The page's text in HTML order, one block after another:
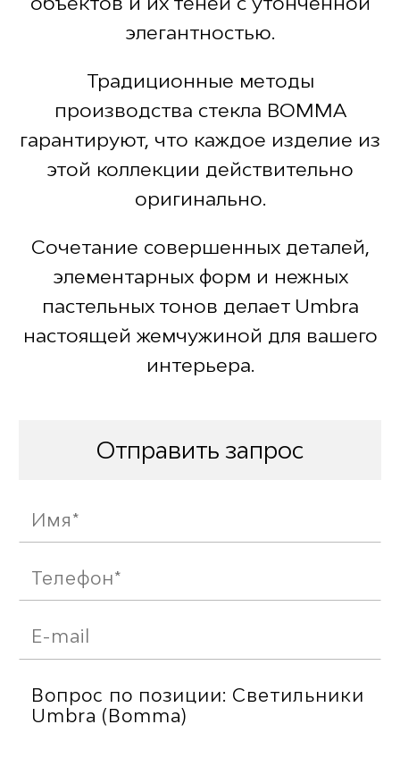
элегантностью.
Традиционные методы
производства стекла BOMMA
гарантируют, что каждое изделие из
этой коллекции действительно
оригинально.
Сочетание совершенных деталей,
элементарных форм и нежных
пастельных тонов делает Umbra
настоящей жемчужиной для вашего
интерьера.
Отправить запрос